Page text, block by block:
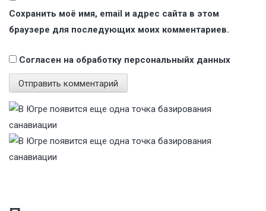
Сохранить моё имя, email и адрес сайта в этом
браузере для последующих моих комментариев.
Согласен на обработку персональныйх данных